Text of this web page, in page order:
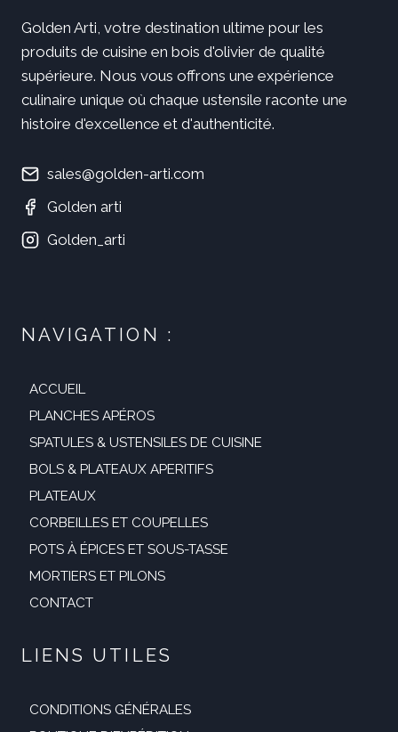
Golden Arti, votre destination ultime pour les
produits de cuisine en bois d'olivier de qualité
supérieure. Nous vous offrons une expérience
culinaire unique où chaque ustensile raconte une
histoire d'excellence et d'authenticité.
sales@golden-arti.com
Golden arti
Golden_arti
NAVIGATION :
ACCUEIL
PLANCHES APÉROS
SPATULES & USTENSILES DE CUISINE
BOLS & PLATEAUX APERITIFS
PLATEAUX
CORBEILLES ET COUPELLES
POTS À ÉPICES ET SOUS-TASSE
MORTIERS ET PILONS
CONTACT
LIENS UTILES
CONDITIONS GÉNÉRALES